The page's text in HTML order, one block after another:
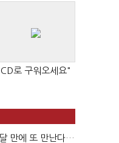
로 구워오세요"
만에 또 만난다…